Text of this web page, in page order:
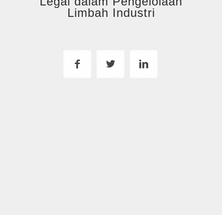
Limbah Industri